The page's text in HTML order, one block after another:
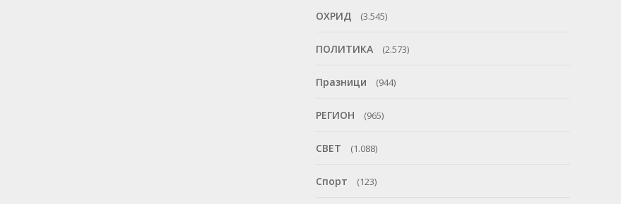
ОХРИД (3.545)
ПОЛИТИКА (2.573)
Празници (944)
РЕГИОН (965)
СВЕТ (1.088)
Спорт (123)